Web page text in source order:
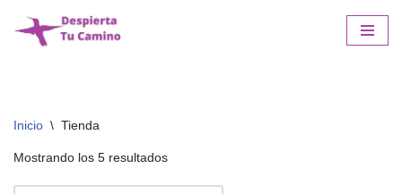
Saltar
Inicio \ Tienda
Mostrando los 5 resultados